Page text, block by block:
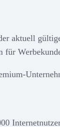
aktuell
für